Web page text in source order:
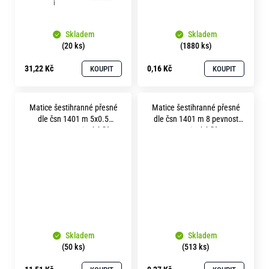
Skladem
(20 ks)
31,22 Kč KOUPIT
Skladem
(1880 ks)
0,16 Kč KOUPIT
Matice šestihranné přesné
dle čsn 1401 m 5x0.5
pevnost 5.8 zinek bílý
Skladem
(50 ks)
Matice šestihranné přesné
dle čsn 1401 m 8 pevnost
5.8 zinek bílý
Skladem
(513 ks)